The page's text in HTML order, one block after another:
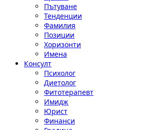
Пътуване
Тенденции
Фамилия
Позиции
Хоризонти
Имена
Консулт
Психолог
Диетолог
Фитотерапевт
Имидж
Юрист
Финанси